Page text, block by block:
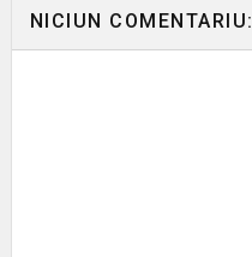
NICIUN COMENTARIU: